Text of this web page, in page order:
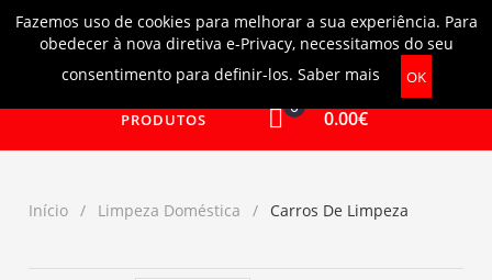
Fazemos uso de cookies para melhorar a sua experiência. Para
obedecer à nova diretiva e-Privacy, necessitamos do seu
consentimento para definir-los. Saber mais OK
Login| Ajuda
PRODUTOS
0
0.00€
Início Limpeza Doméstica Carros De Limpeza